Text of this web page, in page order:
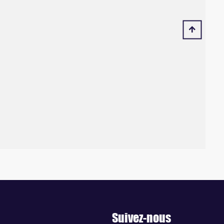
Suivez-nous